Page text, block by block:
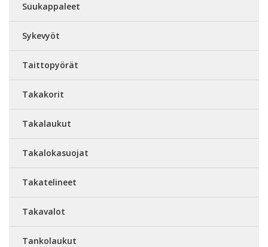
Suukappaleet
Sykevyöt
Taittopyörät
Takakorit
Takalaukut
Takalokasuojat
Takatelineet
Takavalot
Tankolaukut